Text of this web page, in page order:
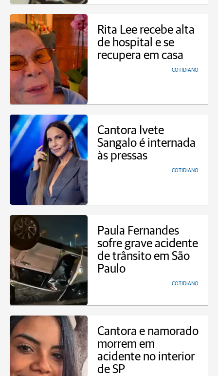
Rita Lee recebe alta
de hospital e se
recupera em casa
COTIDIANO
Cantora Ivete
Sangalo é internada
às pressas
COTIDIANO
Paula Fernandes
sofre grave acidente
de trânsito em São
Paulo
COTIDIANO
Cantora e namorado
morrem em
acidente no interior
de SP